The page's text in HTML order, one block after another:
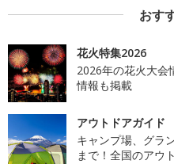
おす
花火特集2026
2026年の花火大会
情報も掲載
アウトドアガイド
キャンプ場、グラ
まで！全国のアウ